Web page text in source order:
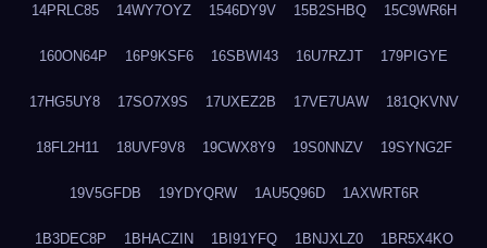
14PRLC85 14WY7OYZ 1546DY9V 15B2SHBQ 15C9WR6H
160ON64P 16P9KSF6 16SBWI43 16U7RZJT 179PIGYE
17HG5UY8 17SO7X9S 17UXEZ2B 17VE7UAW 181QKVNV
18FL2H11 18UVF9V8 19CWX8Y9 19S0NNZV 19SYNG2F
19V5GFDB 19YDYQRW 1AU5Q96D 1AXWRT6R
1B3DEC8P 1BHACZIN 1BI91YFQ 1BNJXLZ0 1BR5X4KO